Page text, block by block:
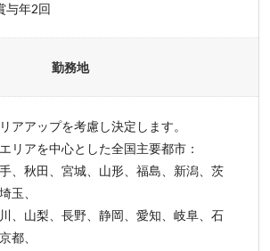
与年2回
勤務地
アアップを考慮し決定します。
リアを中心とした全国主要都市：
、秋田、宮城、山形、福島、新潟、茨
玉、
、山梨、長野、静岡、愛知、岐阜、石
都、